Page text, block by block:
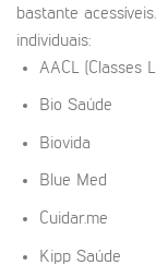
bastante
individuais:
AACL (Classes
Bio Saúde
Biovida
Blue Med
Cuidar.me
Kipp Saúde